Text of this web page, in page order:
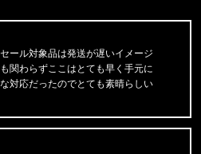
文ありがとうございます。
ンクライン
RUBBER
文ありがとうございます。
ト
WORK T-S
ール対象品は発送が遅いイメージ
関わらずここはとても早く手元に
対応だったのでとても素晴らしい